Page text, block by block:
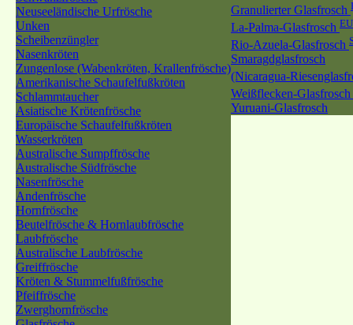
Neuseeländische Urfrösche
Unken
Scheibenzüngler
Nasenkröten
Zungenlose (Wabenkröten, Krallenfrösche)
Amerikanische Schaufelfußkröten
Schlammtaucher
Asiatische Krötenfrösche
Europäische Schaufelfußkröten
Wasserkröten
Australische Sumpffrösche
Australische Südfrösche
Nasenfrösche
Andenfrösche
Hornfrösche
Beutelfrösche & Hornlaubfrösche
Laubfrösche
Australische Laubfrösche
Greiffrösche
Kröten & Stummelfußfrösche
Pfeiffrösche
Zwerghornfrösche
Granulierter Glasfrosch
La-Palma-Glasfrosch
Rio-Azuela-Glasfrosch
Smaragdglasfrosch
(Nicaragua-
Weißflecken-Glasfrosch
Yuruani-Glasfrosch